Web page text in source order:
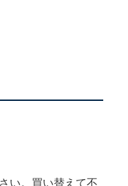
い。買い替えて不